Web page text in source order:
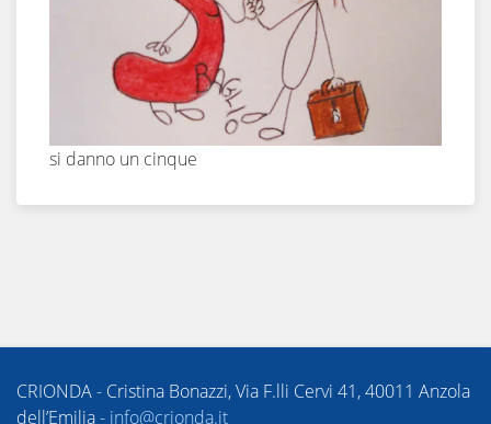
si danno un cinque
CRIONDA - Cristina Bonazzi, Via F.lli Cervi 41, 40011 Anzola
dell’Emilia - info@crionda.it